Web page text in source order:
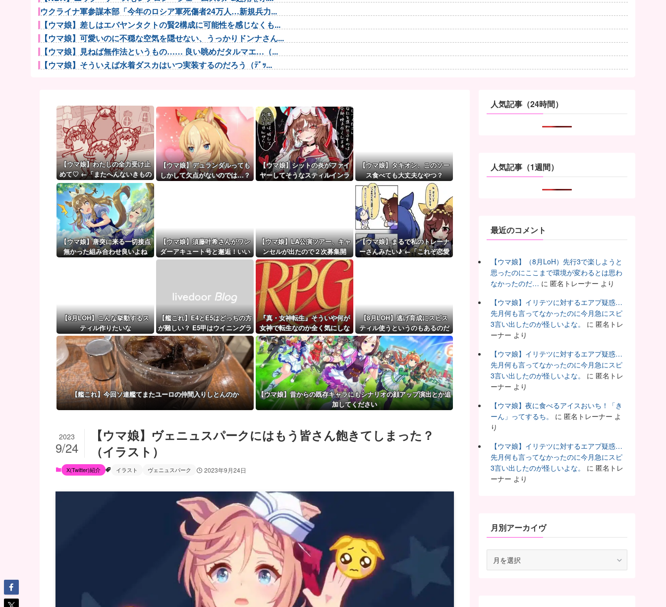
ウクライナ軍参謀本部「今年のロシア軍死傷者24万人…新規兵力...
【ウマ娘】差しはエバヤンタクトの賢2構成に可能性を感じなくも...
【ウマ娘】可愛いのに不穏な空気を隠せない、うっかりドンナさん...
【ウマ娘】見ねば無作法というもの…… 良い眺めだタルマエ…（...
【ウマ娘】そういえば水着ダスカはいつ実装するのだろう（ﾃﾞｯ...
【画像】電車でこの帽子かぶってる人はガチ西武ファン
【試合結果】阪神vs横浜 2026/08/06 【大竹6回3...
【画像】8月だから夏に撮った写真あげていく
無神経な人あるある
【悲報】Googleのエンジニア「AIで仕事がつまらなくなっ...
モーニング娘。'25『気になるその気の歌』ってガチで名曲だと...
【ウマ娘】（審議）無凸ブーケと完凸シャカール、中距離先行編成...
【ウマ娘】覚醒Lv6、7の解放が今後2か月置きに実装予定！第...
【ウマ娘】わたしの全力受け止
めて♡ ←「またへんないきもの
がふえてる…」
【ウマ娘】デュランダルっても
しかして欠点がないのでは…？
【ウマ娘】シットの炎がファイ
ヤーしてそうなスティルインラ
【ウマ娘】タキオン、このソー
ス食べても大丈夫なやつ？
【ウマ娘】唐突に来る一切接点
無かった組み合わせ良いよね
【ウマ娘】須藤叶希さんがワン
ダーアキュート号と邂逅！いい
ツーショットだ
【ウマ娘】LA公演ツアー、キャ
ンセルが出たので２次募集開
始！サンタアニタパークへ行く
オプショナルツアーも決定！
【ウマ娘】まるで私のトレーナ
ーさんみたい♪ ←「これぞ恋愛
【8月LOH】こんな挙動するス
ティル作りたいな
【艦これ】E4とE5はどっちの方
が難しい？ E5甲はウイニングラ
ンって聞いたんだけど
『真・女神転生』そういや何が
女神で転生なのか全く気にしな
いでプレイしてた『真・女神転
生2』
【8月LOH】逃げ育成にスピス
ティル使うというのもあるのだ
な
【艦これ】今回ソ連艦てまたユーロの仲間入りしとんのか
【ウマ娘】昔からの既存キャラにもシナリオの顔アップ演出とか追
加してください
【ウマ娘】ヴェニュスパークにはもう皆さん飽きてしまった？
（イラスト）
2023
9/24
X(Twitter)紹介 イラスト ヴェニュスパーク 2023年9月24日
人気記事（24時間）
人気記事（1週間）
最近のコメント
【ウマ娘】（8月LoH）先行3で楽しようと
思ったのにここまで環境が変わるとは思わ
なかったのだ… に 匿名トレーナー より
【ウマ娘】イリテツに対するエアプ疑惑…
先月何も言ってなかったのに今月急にスピ
3言い出したのが怪しいよな。
に 匿名トレ
ーナー より
【ウマ娘】イリテツに対するエアプ疑惑…
先月何も言ってなかったのに今月急にスピ
3言い出したのが怪しいよな。
に 匿名トレ
ーナー より
【ウマ娘】夜に食べるアイスおいち！「き
ーん」ってするち。
に 匿名トレーナー よ
り
【ウマ娘】イリテツに対するエアプ疑惑…
先月何も言ってなかったのに今月急にスピ
3言い出したのが怪しいよな。
に 匿名トレ
ーナー より
月別アーカイヴ